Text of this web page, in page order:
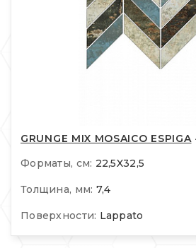
GRUNGE MIX MOSAICO ESPIGA
Форматы, см: 22,5X32,5
Толщина, мм: 7,4
Поверхности: Lappato